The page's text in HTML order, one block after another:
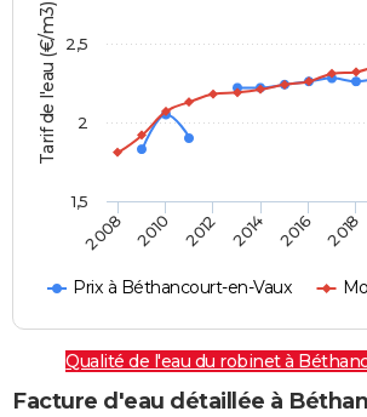
Tarif de l'eau (€/m3)
Prix à Béthancourt-en-Vaux
2008 2010 2012 2014 2016 2018
2
2,5
1,5
Qualité de l'eau du robinet à
Facture d'eau détaillée à